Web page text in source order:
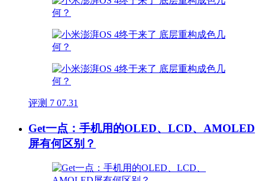
评测 7 07.31
Get一点：手机用的OLED、LCD、AMOLED
屏有何区别？